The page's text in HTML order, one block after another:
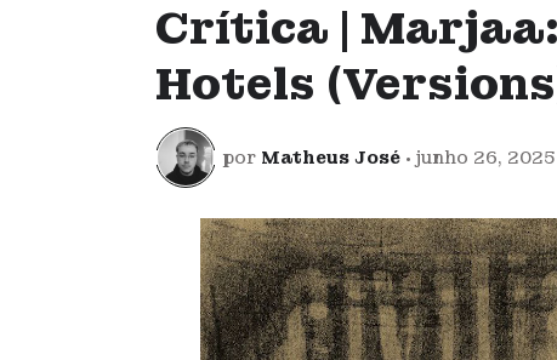
Crítica |
Hotels
por Matheus José • junho 26, 2025